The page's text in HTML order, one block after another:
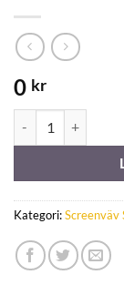
0 kr
Kategori:Screenväv